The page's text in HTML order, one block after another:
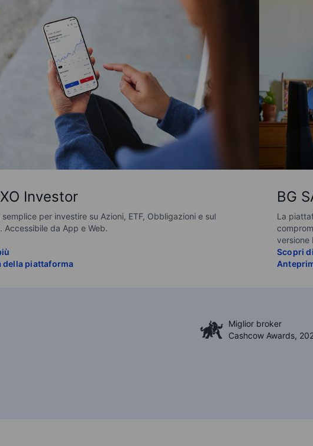
Investor
per investire su Azioni, ETF, Obbligazioni e sul
Accessibile da App e Web.
della piattaforma
BG
La
versione
Scopri
Miglior broker
Cashcow Awards,